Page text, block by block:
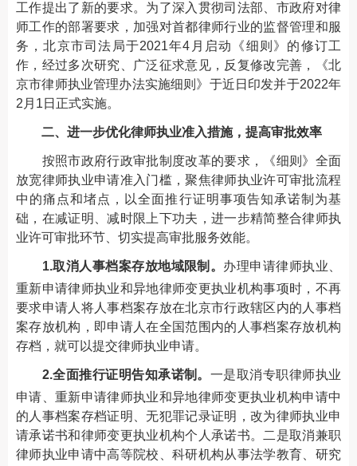
工作提出了新的要求。为了深入贯彻司法部、市政府对律
师工作的部署要求，加强对首都律师行业的监督管理和服
务，北京市司法局于2021年4月启动《细则》的修订工
作，经过多次研究、广泛征求意见，反复修改完善，《北
京市律师执业管理办法实施细则》于近日印发并于2022年
2月1日正式实施。
二、进一步优化律师执业准入措施，提高审批效率
按照市政府行政审批制度改革的要求，《细则》全面
放宽律师执业申请准入门槛，聚焦律师执业许可审批流程
中的痛点和堵点，以全面推行证明事项告知承诺制为基
础，在减证明、减时限上下功夫，进一步精简整合律师执
业许可审批环节、切实提高审批服务效能。
1.取消人事档案存放地域限制。 办理申请律师执业、
重新申请律师执业和异地律师变更执业机构事项时，不再
要求申请人将人事档案存放在北京市行政辖区内的人事档
案存放机构，即申请人在全国范围内的人事档案存放机构
存档，就可以提交律师执业申请。
2.全面推行证明告知承诺制。 一是取消专职律师执业
申请、重新申请律师执业和异地律师变更执业机构申请中
的人事档案存档证明、无犯罪记录证明，改为律师执业申
请承诺书和律师变更执业机构个人承诺书。二是取消兼职
律师执业申请中高等院校、科研机构从事法学教育、研究